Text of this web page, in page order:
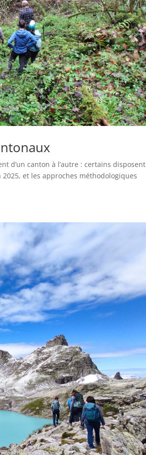
d’un canton à l’autre : certains disposent
et les approches méthodologiques